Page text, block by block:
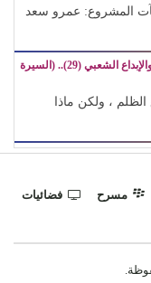
المشروع: عمرو سعد
كمال زغلول يكتب: البنية الثقافية والإبداع الشعبي (29).. (السيرة
، ولكن ماذا
مسرح
فضائيات